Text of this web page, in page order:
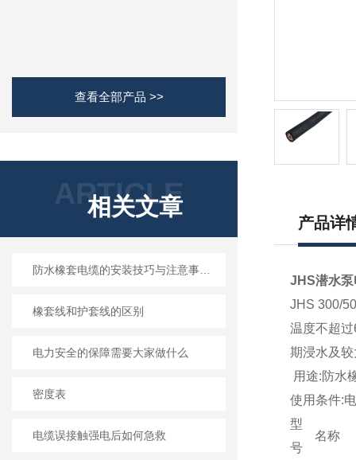
查看全部产品 >>
ARTICLE
相关文章
橡套线和护套线的区别
电力安全的保障需要大家做什么
密度表
电缆误接触强电后如何急救
产品详
JHS潜水
JHS 300/
温度不超
期浸水及
用途:防水
使用条件:
型
号
名称